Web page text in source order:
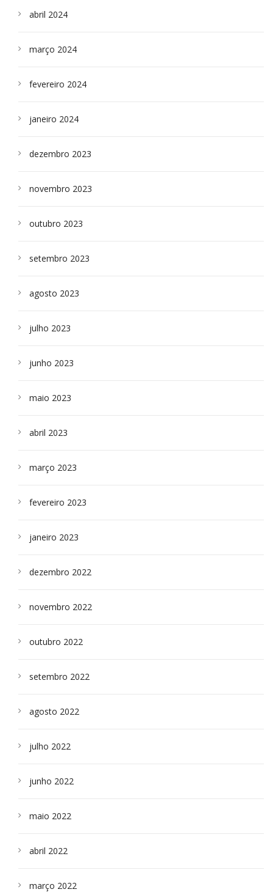
abril 2024
março 2024
fevereiro 2024
janeiro 2024
dezembro 2023
novembro 2023
outubro 2023
setembro 2023
agosto 2023
julho 2023
junho 2023
maio 2023
abril 2023
março 2023
fevereiro 2023
janeiro 2023
dezembro 2022
novembro 2022
outubro 2022
setembro 2022
agosto 2022
julho 2022
junho 2022
maio 2022
abril 2022
março 2022